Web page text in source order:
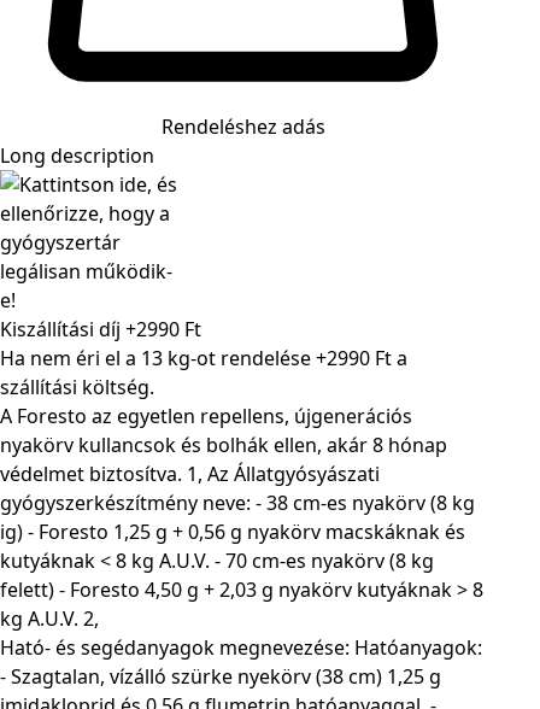
Rendeléshez adás
Long description
Kiszállítási díj +2990 Ft
Ha nem éri el a 13 kg-ot rendelése +2990 Ft a
szállítási költség.
A Foresto az egyetlen repellens, újgenerációs
nyakörv kullancsok és bolhák ellen, akár 8 hónap
védelmet biztosítva. 1, Az Állatgyósyászati
gyógyszerkészítmény neve: - 38 cm-es nyakörv (8 kg
ig) - Foresto 1,25 g + 0,56 g nyakörv macskáknak és
kutyáknak < 8 kg A.U.V. - 70 cm-es nyakörv (8 kg
felett) - Foresto 4,50 g + 2,03 g nyakörv kutyáknak > 8
kg A.U.V. 2,
Ható- és segédanyagok megnevezése: Hatóanyagok:
- Szagtalan, vízálló szürke nyekörv (38 cm) 1,25 g